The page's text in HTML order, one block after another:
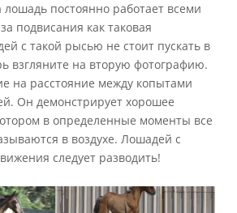
лошадь постоянно работает всеми
подвисания как таковая
с такой рысью не стоит пускать в
взгляните на вторую фотографию.
на расстояние между копытами
Он демонстрирует хорошее
в определенные моменты все
в воздухе. Лошадей с
следует разводить!